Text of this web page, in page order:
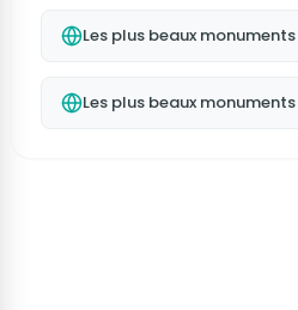
Les plus beaux
Les plus beaux